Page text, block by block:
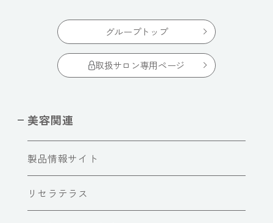
グループトップ
取扱サロン専用ページ
美容関連
製品情報サイト
リセラテラス